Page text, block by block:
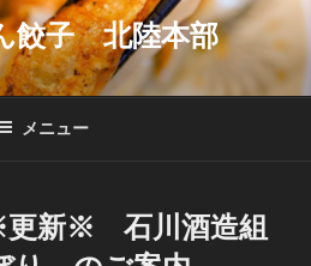
餃子 北陸本部
メニュー
新※ 石川酒造組